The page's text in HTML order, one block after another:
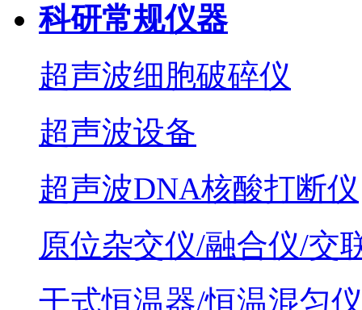
科研常规仪器
超声波细胞破碎仪
超声波设备
超声波DNA核酸打断仪
原位杂交仪/融合仪/交
干式恒温器/恒温混匀仪